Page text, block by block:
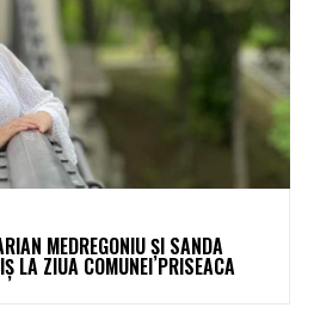
MEDREGONIU ȘI SANDA
LA ZIUA COMUNEI PRISEACA